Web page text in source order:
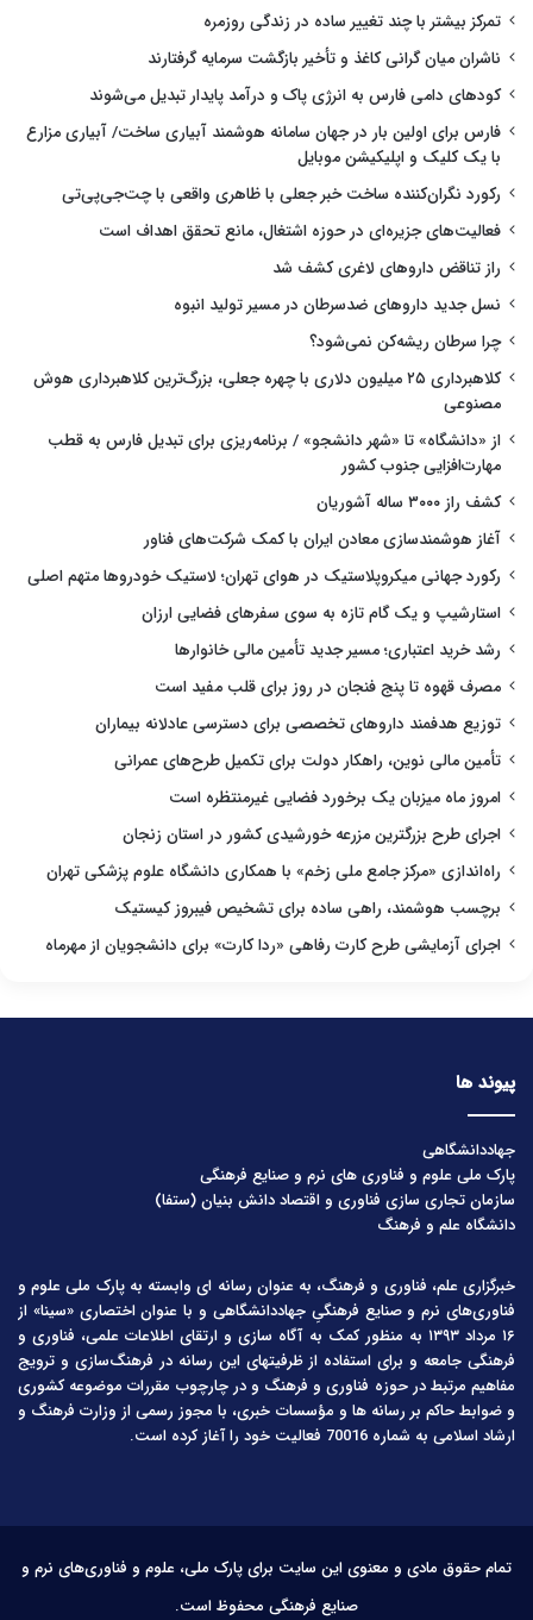
تمرکز بیشتر با چند تغییر ساده در زندگی روزمره
ناشران میان گرانی کاغذ و تأخیر بازگشت سرمایه گرفتارند
کودهای دامی فارس به انرژی پاک و درآمد پایدار تبدیل می‌شوند
فارس برای اولین بار در جهان سامانه هوشمند آبیاری ساخت/ آبیاری مزارع
با یک کلیک و اپلیکیشن موبایل
رکورد نگران‌کننده ساخت خبر جعلی با ظاهری واقعی با چت‌جی‌پی‌تی
فعالیت‌های جزیره‌ای در حوزه اشتغال، مانع تحقق اهداف است
راز تناقض داروهای لاغری کشف شد
نسل جدید داروهای ضدسرطان در مسیر تولید انبوه
چرا سرطان ریشه‌کن نمی‌شود؟
کلاهبرداری ۲۵ میلیون دلاری با چهره جعلی، بزرگ‌ترین کلاهبرداری هوش
مصنوعی
از «دانشگاه» تا «شهر دانشجو» / برنامه‌ریزی برای تبدیل فارس به قطب
مهارت‌افزایی جنوب کشور
کشف راز ۳۰۰۰ ساله آشوریان
آغاز هوشمندسازی معادن ایران با کمک شرکت‌های فناور
رکورد جهانی میکروپلاستیک در هوای تهران؛ لاستیک خودروها متهم اصلی
استارشیپ و یک گام تازه به سوی سفرهای فضایی ارزان
رشد خرید اعتباری؛ مسیر جدید تأمین مالی خانوارها
مصرف قهوه تا پنج فنجان در روز برای قلب مفید است
توزیع هدفمند داروهای تخصصی برای دسترسی عادلانه بیماران
تأمین مالی نوین، راهکار دولت برای تکمیل طرح‌های عمرانی
امروز ماه میزبان یک برخورد فضایی غیرمنتظره است
اجرای طرح بزرگترین مزرعه خورشیدی کشور در استان زنجان
راه‌اندازی «مرکز جامع ملی زخم» با همکاری دانشگاه علوم پزشکی تهران
برچسب هوشمند، راهی ساده برای تشخیص فیبروز کیستیک
اجرای آزمایشی طرح کارت رفاهی «ردا کارت» برای دانشجویان از مهرماه
پیوند ها
جهاددانشگاهی
پارک ملی علوم و فناوری های نرم و صنایع فرهنگی
سازمان تجاری سازی فناوری و اقتصاد دانش بنیان (ستفا)
دانشگاه علم و فرهنگ
خبرگزاری علم، فناوری و فرهنگ، به عنوان رسانه ای وابسته به پارک ملی علوم و
فناوری‌های نرم و صنایع فرهنگیِ جهاددانشگاهی و با عنوان اختصاری «سینا» از
۱۶ مرداد ۱۳۹۳ به منظور کمک به آگاه سازی و ارتقای اطلاعات علمی، فناوری و
فرهنگی جامعه و برای استفاده از ظرفیتهای این رسانه در فرهنگ‌سازی و ترویج
مفاهیم مرتبط در حوزه فناوری و فرهنگ و در چارچوب مقررات موضوعه کشوری
و ضوابط حاکم بر رسانه ها و مؤسسات خبری، با مجوز رسمی از وزارت فرهنگ و
ارشاد اسلامی به شماره 70016 فعالیت خود را آغاز کرده است.
تمام حقوق مادی و معنوی این سایت برای پارک ملی، علوم و فناوری‌های نرم و
صنایع فرهنگی محفوظ است.